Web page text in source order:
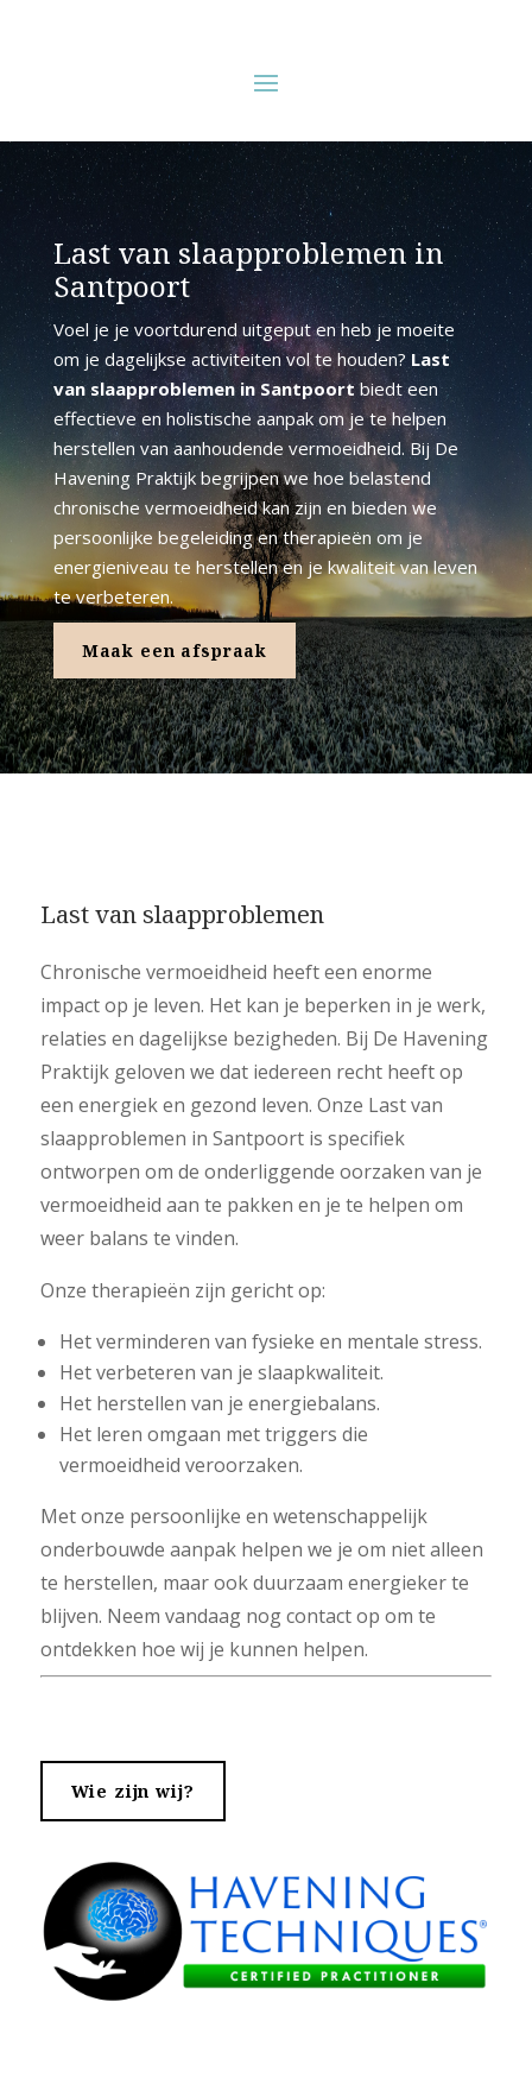
Last van slaapproblemen in
Santpoort
Voel je je voortdurend uitgeput en heb je moeite
om je dagelijkse activiteiten vol te houden? Last
van slaapproblemen in Santpoortbiedt een
effectieve en holistische aanpak om je te helpen
herstellen van aanhoudende vermoeidheid. Bij De
Havening Praktijk begrijpen we hoe belastend
chronische vermoeidheid kan zijn en bieden we
persoonlijke begeleiding en therapieën om je
energieniveau te herstellen en je kwaliteit van leven
te verbeteren.
Maak een afspraak
Last van slaapproblemen
Chronische vermoeidheid heeft een enorme
impact op je leven. Het kan je beperken in je werk,
relaties en dagelijkse bezigheden. Bij De Havening
Praktijk geloven we dat iedereen recht heeft op
een energiek en gezond leven. Onze Last van
slaapproblemen in Santpoort is specifiek
ontworpen om de onderliggende oorzaken van je
vermoeidheid aan te pakken en je te helpen om
weer balans te vinden.
Onze therapieën zijn gericht op:
Het verminderen van fysieke en mentale stress.
Het verbeteren van je slaapkwaliteit.
Het herstellen van je energiebalans.
Het leren omgaan met triggers die
vermoeidheid veroorzaken.
Met onze persoonlijke en wetenschappelijk
onderbouwde aanpak helpen we je om niet alleen
te herstellen, maar ook duurzaam energieker te
blijven. Neem vandaag nog contact op om te
ontdekken hoe wij je kunnen helpen.
Wie zijn wij?